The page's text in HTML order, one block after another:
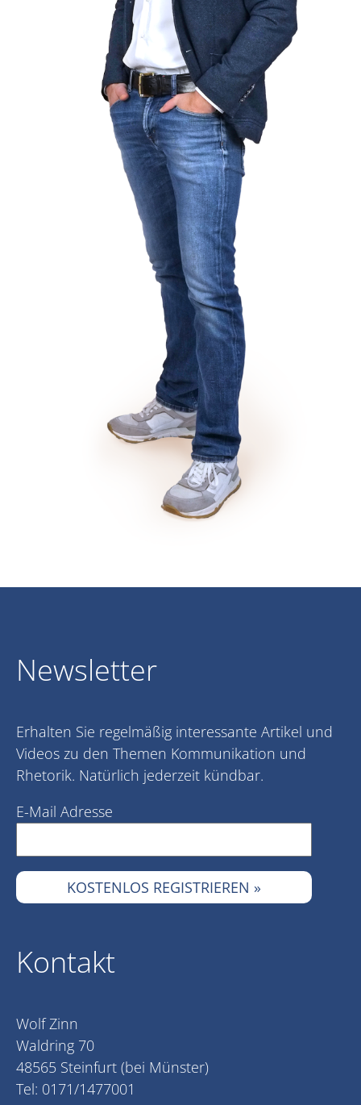
Newsletter
Erhalten Sie regelmäßig interessante Artikel und
Videos zu den Themen Kommunikation und
Rhetorik. Natürlich jederzeit kündbar.
E-Mail Adresse
Kontakt
Wolf Zinn
Waldring 70
48565 Steinfurt (bei Münster)
Tel: 0171/1477001